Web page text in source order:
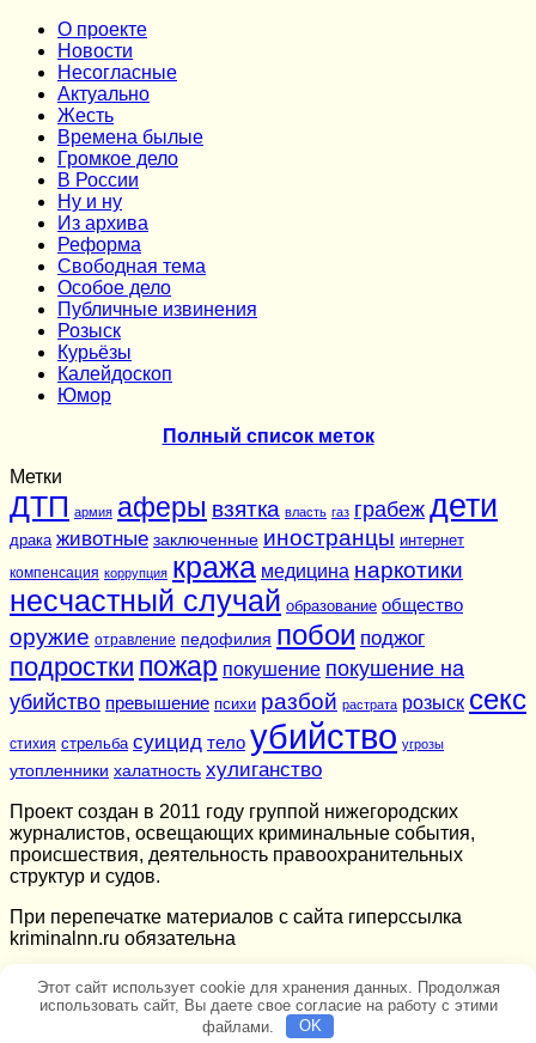
О проекте
Новости
Несогласные
Актуально
Жесть
Времена былые
Громкое дело
В России
Ну и ну
Из архива
Реформа
Cвободная тема
Особое дело
Публичные извинения
Розыск
Курьёзы
Калейдоскоп
Юмор
Полный список меток
Метки
ДТП армия аферы взятка власть газ грабеж дети
драка животные заключенные иностранцы интернет
компенсация коррупция кража медицина наркотики
несчастный случай образование общество
оружие отравление педофилия побои поджог
подростки пожар покушение покушение на
убийство превышение психи разбой растрата розыск секс
стихия стрельба суицид тело убийство угрозы
утопленники халатность хулиганство
Проект создан в 2011 году группой нижегородских
журналистов, освещающих криминальные события,
происшествия, деятельность правоохранительных
структур и судов.
При перепечатке материалов c сайта гиперссылка
kriminalnn.ru обязательна
Этот сайт использует cookie для хранения данных. Продолжая
использовать сайт, Вы даете свое согласие на работу с этими
файлами.
OK